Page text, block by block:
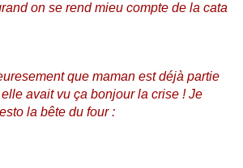
on se rend mieu compte de la cata
que maman est déjà partie
avait vu ça bonjour la crise ! Je
la bête du four :